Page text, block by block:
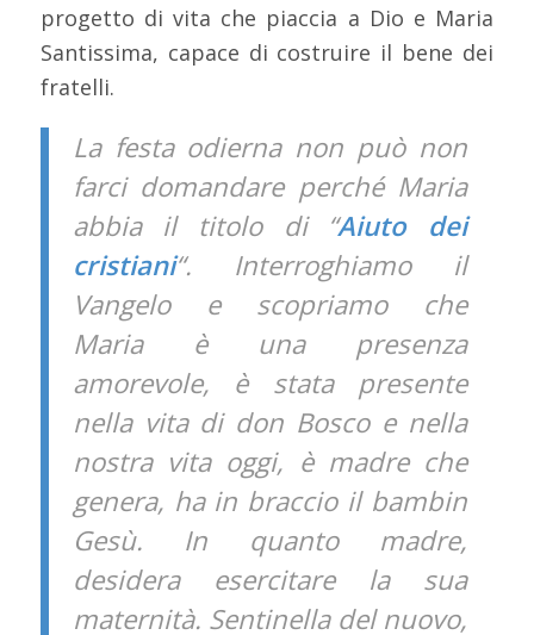
progetto di vita che piaccia a Dio e Maria
Santissima, capace di costruire il bene dei
fratelli.
La festa odierna non può non
farci domandare perché Maria
abbia il titolo di “Aiuto dei
cristiani“. Interroghiamo il
Vangelo e scopriamo che
Maria è una presenza
amorevole, è stata presente
nella vita di don Bosco e nella
nostra vita oggi, è madre che
genera, ha in braccio il bambin
Gesù. In quanto madre,
desidera esercitare la sua
maternità. Sentinella del nuovo,